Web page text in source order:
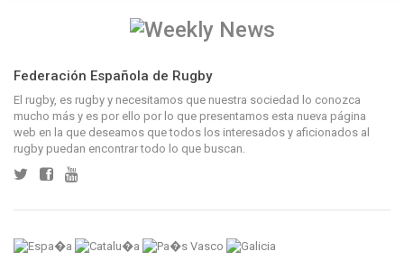
Federación Española de Rugby
El rugby, es rugby y necesitamos que nuestra sociedad lo conozca
mucho más y es por ello por lo que presentamos esta nueva página
web en la que deseamos que todos los interesados y aficionados al
rugby puedan encontrar todo lo que buscan.